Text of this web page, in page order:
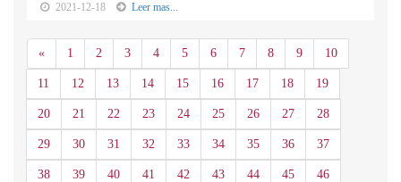
2021-12-18 Leer mas...
«Anterior
1 2 3 4 5 6 7 8 9 10
11 12 13 14 15 16 17 18 19
20 21 22 23 24 25 26 27 28
29 30 31 32 33 34 35 36 37
38 39 40 41 42 43 44 45 46